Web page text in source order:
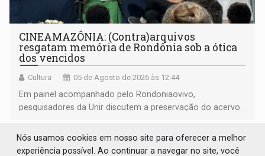
CINEAMAZÔNIA: (Contra)arquivos
resgatam memória de Rondônia sob a ótica
dos vencidos
Cultura 05 de Agosto de 2026 às 12:44
Em painel acompanhado pelo Rondoniaovivo,
pesquisadores da Unir discutem a preservação do acervo
memória como bússola para o futuro
Nós usamos cookies em nosso site para oferecer a melhor
experiência possível. Ao continuar a navegar no site, você